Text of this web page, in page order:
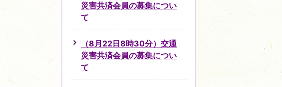
災害共済会員の募集につい
て
（8月22日8時30分）交通
災害共済会員の募集につい
て